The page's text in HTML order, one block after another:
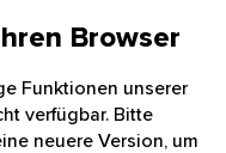
Browser
Funktionen unserer
verfügbar. Bitte
neuere Version, um